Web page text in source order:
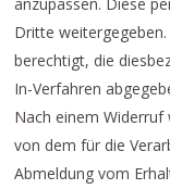
Dritte
berechtigt, die
In-Verfahren
Nach einem
von dem für die
Abmeldung vom